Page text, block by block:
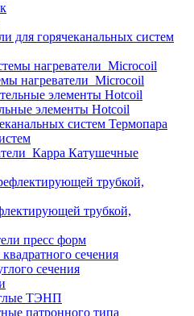
для горячеканальных систем
нагреватели_Microcoil
элементы Hotcoil
Термопара
Катушечные
трубкой,
пресс форм
квадратного сечения
сечения
ТЭНП